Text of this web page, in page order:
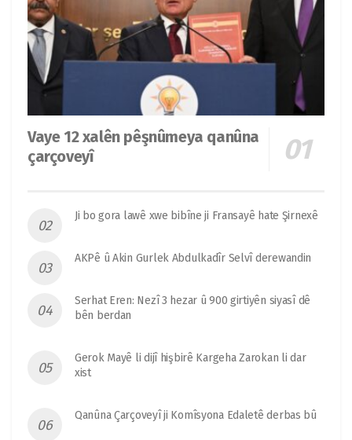
Vaye 12 xalên pêşnûmeya qanûna
çarçoveyî
Ji bo gora lawê xwe bibîne ji Fransayê hate Şirnexê
AKPê û Akin Gurlek Abdulkadîr Selvî derewandin
Serhat Eren: Nezî 3 hezar û 900 girtiyên siyasî dê
bên berdan
Gerok Mayê li dijî hişbirê Kargeha Zarokan li dar
xist
Qanûna Çarçoveyî ji Komîsyona Edaletê derbas bû